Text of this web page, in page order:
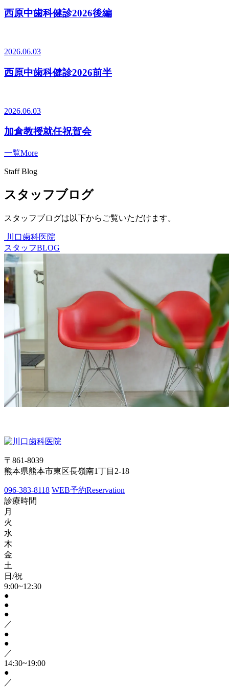
西原中歯科健診2026後編
2026.06.03
西原中歯科健診2026前半
2026.06.03
加倉教授就任祝賀会
一覧More
Staff Blog
スタッフブログ
スタッフブログは以下からご覧いただけます。
川口歯科医院
スタッフBLOG
〒861-8039
熊本県熊本市東区長嶺南1丁目2-18
096-383-8118 WEB予約Reservation
診療時間
月
火
水
木
金
土
日/祝
9:00~12:30
●
●
●
／
●
●
／
14:30~19:00
●
／